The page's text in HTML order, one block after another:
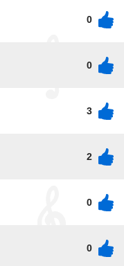
0
0
3
2
0
0